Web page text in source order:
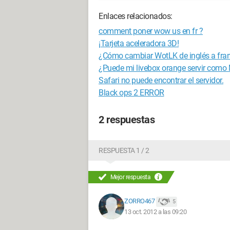
Enlaces relacionados:
comment poner wow us en fr ?
¡Tarjeta aceleradora 3D!
¿Cómo cambiar WotLK de inglés a
¿Puede mi livebox orange servir como
Safari no puede encontrar el servidor.
Black ops 2 ERROR
2 respuestas
RESPUESTA 1 / 2
Mejor respuesta
ZORRO467 5
13 oct. 2012 a las 09:20